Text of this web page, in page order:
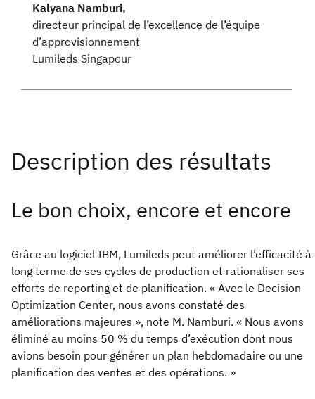
Kalyana Namburi,
directeur principal de l’excellence de l’équipe
d’approvisionnement
Lumileds Singapour
Le bon choix, encore et encore
Grâce au logiciel IBM, Lumileds peut améliorer l’efficacité à
long terme de ses cycles de production et rationaliser ses
efforts de reporting et de planification. « Avec le Decision
Optimization Center, nous avons constaté des
améliorations majeures », note M. Namburi. « Nous avons
éliminé au moins 50 % du temps d’exécution dont nous
avions besoin pour générer un plan hebdomadaire ou une
planification des ventes et des opérations. »